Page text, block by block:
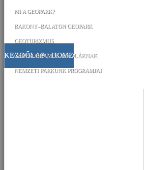
KEZDŐLAP | HOME
MI A GEOPARK?
BAKONY–BALATON GEOPARK
GEOTURIZMUS
GEOPROGRAMOK ISKOLÁKNAK
NEMZETI PARKUNK PROGRAMJAI